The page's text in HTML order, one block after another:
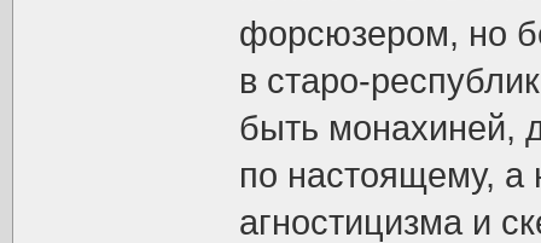
форсюзером, но
в старо-
быть монахиней,
по настоящему, a
агностицизма и